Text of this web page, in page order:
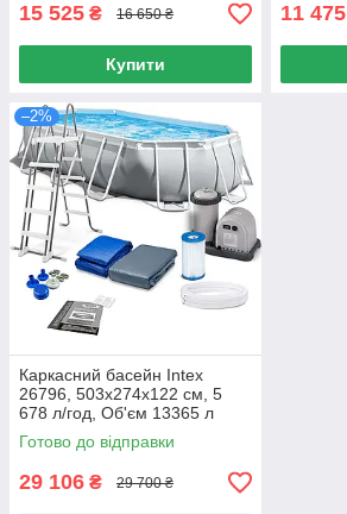
15 525 ₴ 16 650 ₴
Купити
11 475
–2%
Каркасний басейн Intex
26796, 503x274x122 см, 5
678 л/год, Об'єм 13365 л
Готово до відправки
29 106 ₴ 29 700 ₴